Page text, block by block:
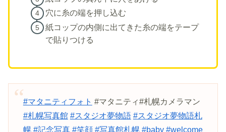
穴に糸の端を押し込む
紙コップの内側に出てきた糸の端をテープ
で貼りつける
#マタニティフォト #マタニティ#札幌カメラマン
#札幌写真館 #スタジオ夢物語 #スタジオ夢物語札
幌 #記念写真 #笑顔 #写真館札幌 #baby #welcome